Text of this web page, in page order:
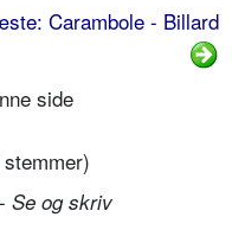
Carambole - Billard
side
stemmer)
Se og skriv